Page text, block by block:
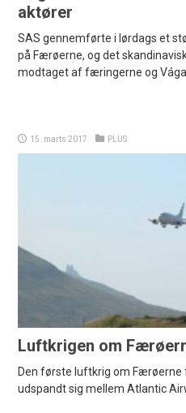
aktører
SAS gennemførte i lørdags et
på Færøerne, og det
modtaget af færingerne og
15. marts 2017 PLUS
Luftkrigen om
Den første luftkrig om Færøerne
udspandt sig mellem Atlantic